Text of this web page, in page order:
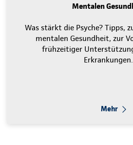
Mentalen
Was stärkt die Psyche? Tipps,
mentalen Gesundheit, zur
frühzeitiger
Erkrankungen.
Mehr